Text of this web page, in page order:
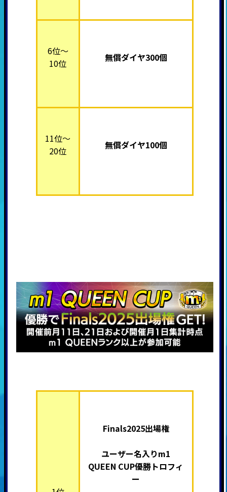
6位～
10位
無償ダイヤ300個
11位～
20位
無償ダイヤ100個
Finals2025出場権
ユーザー名入りm1
QUEEN CUP優勝トロフィ
ー